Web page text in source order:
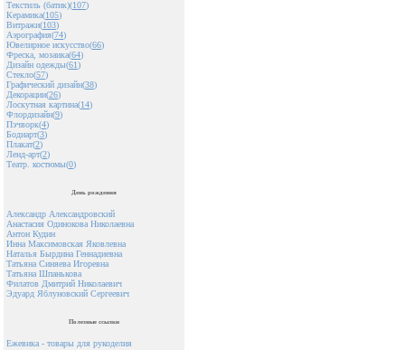
Текстиль (батик)(107)
Керамика(105)
Витражи(103)
Аэрография(74)
Ювелирное искусство(66)
Фреска, мозаика(64)
Дизайн одежды(61)
Стекло(57)
Графический дизайн(38)
Декорации(26)
Лоскутная картина(14)
Флордизайн(9)
Пэчворк(4)
Бодиарт(3)
Плакат(2)
Ленд-арт(2)
Театр. костюмы(0)
День рождения
Александр Александровский
Анастасия Одинокова Николаевна
Антон Кудин
Инна Максимовская Яковлевна
Наталья Бырдина Геннадиевна
Татьяна Синяева Игоревна
Татьяна Шпанькова
Филатов Дмитрий Николаевич
Эдуард Яблуновский Сергеевич
Полезные ссылки
Ежевика - товары для рукоделия